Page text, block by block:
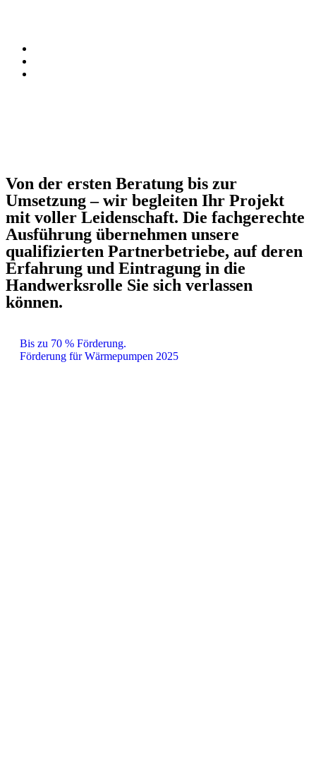
Von der ersten Beratung bis zur
Umsetzung – wir begleiten Ihr Projekt
mit voller Leidenschaft. Die fachgerechte
Ausführung übernehmen unsere
qualifizierten Partnerbetriebe, auf deren
Erfahrung und Eintragung in die
Handwerksrolle Sie sich verlassen
können.
Bis zu 70 % Förderung.
Förderung für Wärmepumpen 2025